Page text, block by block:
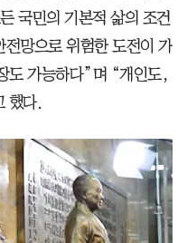
국민의 기본적 삶의 조건
망으로 위험한 도전이 가
도 가능하다”며 “개인도,
했다.